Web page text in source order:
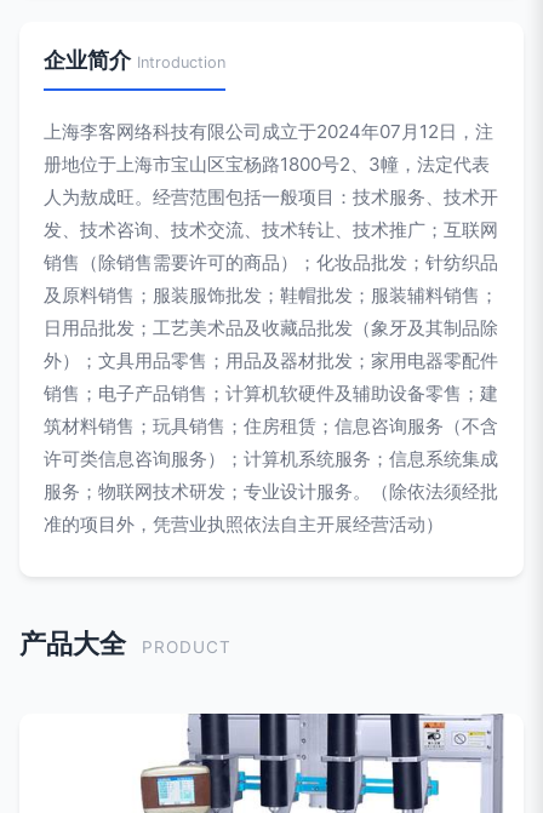
企业简介 Introduction
上海李客网络科技有限公司成立于2024年07月12日，注
册地位于上海市宝山区宝杨路1800号2、3幢，法定代表
人为敖成旺。经营范围包括一般项目：技术服务、技术开
发、技术咨询、技术交流、技术转让、技术推广；互联网
销售（除销售需要许可的商品）；化妆品批发；针纺织品
及原料销售；服装服饰批发；鞋帽批发；服装辅料销售；
日用品批发；工艺美术品及收藏品批发（象牙及其制品除
外）；文具用品零售；用品及器材批发；家用电器零配件
销售；电子产品销售；计算机软硬件及辅助设备零售；建
筑材料销售；玩具销售；住房租赁；信息咨询服务（不含
许可类信息咨询服务）；计算机系统服务；信息系统集成
服务；物联网技术研发；专业设计服务。（除依法须经批
准的项目外，凭营业执照依法自主开展经营活动）
产品大全 PRODUCT